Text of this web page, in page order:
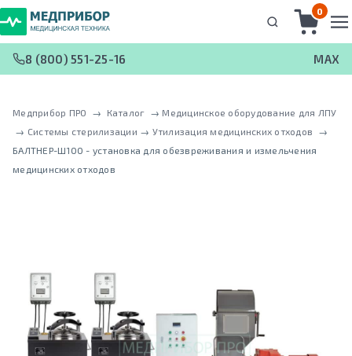
0
8 (800) 551-25-16 MAX
Медприбор ПРО → Каталог → Медицинское оборудование для ЛПУ
→ Системы стерилизации → Утилизация медицинских отходов
→
БАЛТНЕР-Ш100 - установка для обезвреживания и измельчения
медицинских отходов